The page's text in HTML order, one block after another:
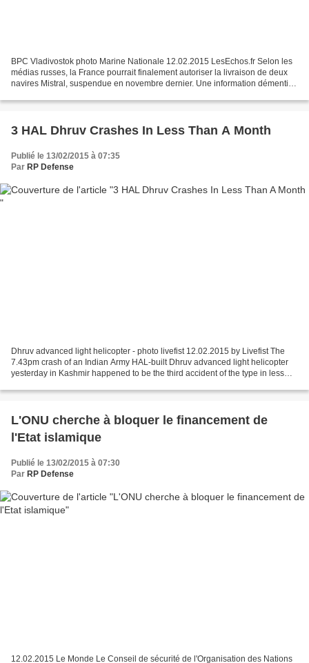
BPC Vladivostok photo Marine Nationale 12.02.2015 LesEchos.fr Selon les
médias russes, la France pourrait finalement autoriser la livraison de deux
navires Mistral, suspendue en novembre dernier. Une information démentie
3 HAL Dhruv Crashes In Less Than A Month
Publié le 13/02/2015 à 07:35
Par RP Defense
Dhruv advanced light helicopter - photo livefist 12.02.2015 by Livefist The
7.43pm crash of an Indian Army HAL-built Dhruv advanced light helicopter
yesterday in Kashmir happened to be the third accident of the type in less
L'ONU cherche à bloquer le financement de
l'Etat islamique
Publié le 13/02/2015 à 07:30
Par RP Defense
12.02.2015 Le Monde Le Conseil de sécurité de l'Organisation des Nations